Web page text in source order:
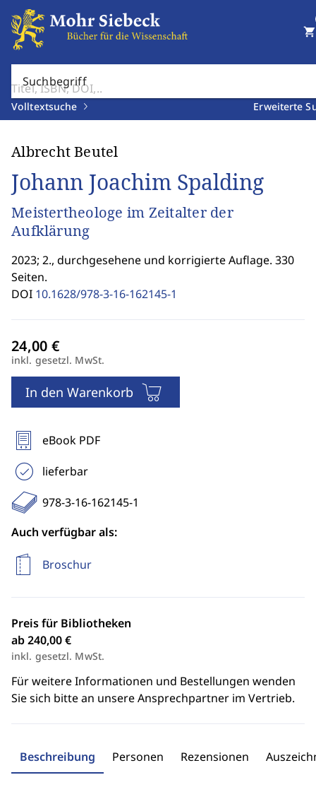
Suchbegriff
Volltextsuche Erweiterte
shopping_cart
Albrecht Beutel
Johann Joachim Spalding
Meistertheologe im Zeitalter der
Aufklärung
2023; 2., durchgesehene und korrigierte Auflage. 330
Seiten.
DOI 10.1628/978-3-16-162145-1
inkl. gesetzl. MwSt.
In den Warenkorb
eBook PDF
lieferbar
978-3-16-162145-1
Auch verfügbar als:
Broschur
Preis für Bibliotheken
ab 240,00 €
inkl. gesetzl. MwSt.
Für weitere Informationen und Bestellungen wenden
Sie sich bitte an unsere Ansprechpartner im Vertrieb.
Beschreibung Personen Rezensionen